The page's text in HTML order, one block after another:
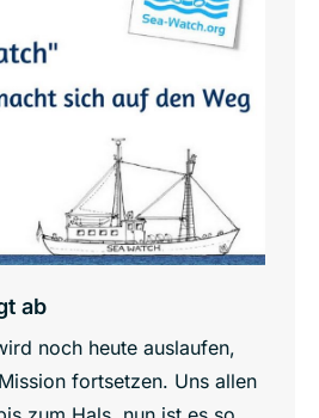
ab
noch heute auslaufen,
fortsetzen. Uns allen